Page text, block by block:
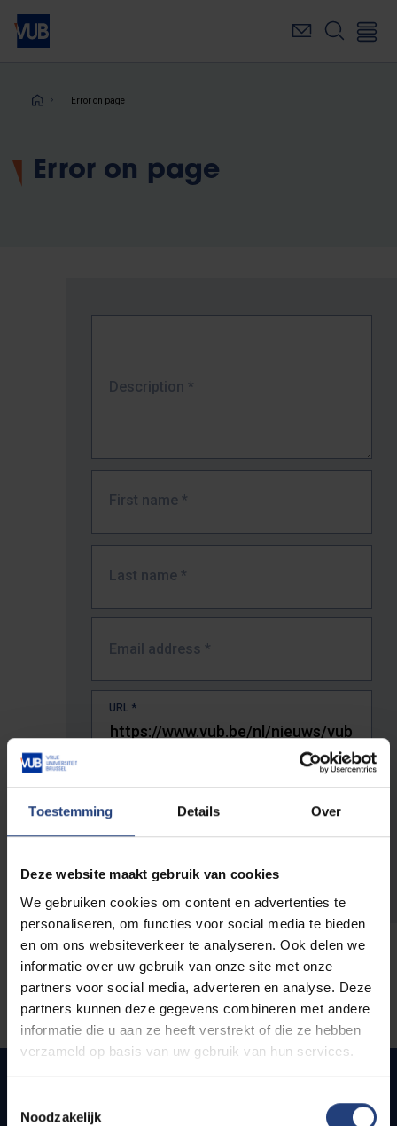
Toestemming Details Over
Deze website maakt gebruik van cookies
We gebruiken cookies om content en advertenties te
personaliseren, om functies voor social media te bieden
en om ons websiteverkeer te analyseren. Ook delen we
informatie over uw gebruik van onze site met onze
partners voor social media, adverteren en analyse. Deze
partners kunnen deze gegevens combineren met andere
informatie die u aan ze heeft verstrekt of die ze hebben
verzameld op basis van uw gebruik van hun services.
Noodzakelijk
Skip
main
Breadcrumb
Error on page
Error on page
Description *
First name *
Last name *
Email address *
URL *
The full URL of the page where you encountered the error.
Quick links